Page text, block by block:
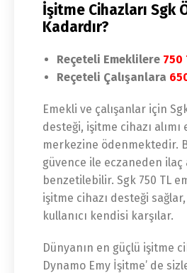
İşitme Cihazları Sgk
Kadardır?
Reçeteli Emeklilere 750
Reçeteli Çalışanlara
Emekli ve çalışanlar için
desteği, işitme cihazı alımı
merkezine ödenmektedir.
güvence ile eczaneden ilaç
benzetilebilir. Sgk 750 TL
işitme cihazı desteği
kullanıcı kendisi karşılar.
Dünyanın en güçlü işitme
Dynamo Emy İşitme’ de